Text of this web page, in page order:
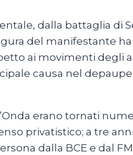
dalla battaglia di
del manifestante
ai movimenti degli
causa nel
erano tornati
privatistico; a tre
dalla BCE e dal